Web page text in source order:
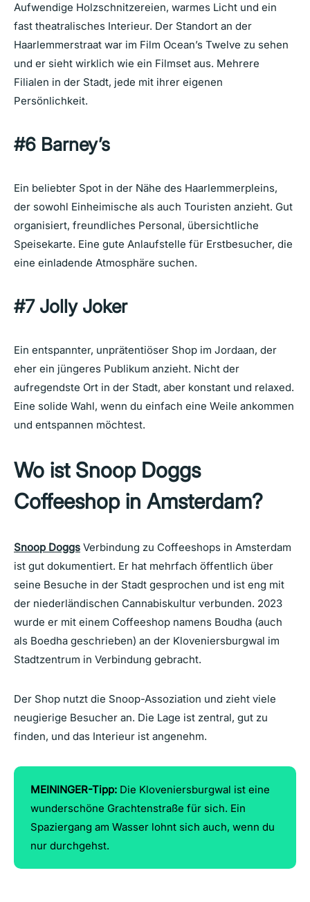
Aufwendige Holzschnitzereien, warmes Licht und ein
fast theatralisches Interieur. Der Standort an der
Haarlemmerstraat war im Film Ocean’s Twelve zu sehen
und er sieht wirklich wie ein Filmset aus. Mehrere
Filialen in der Stadt, jede mit ihrer eigenen
Persönlichkeit.
#6 Barney’s
Ein beliebter Spot in der Nähe des Haarlemmerpleins,
der sowohl Einheimische als auch Touristen anzieht. Gut
organisiert, freundliches Personal, übersichtliche
Speisekarte. Eine gute Anlaufstelle für Erstbesucher, die
eine einladende Atmosphäre suchen.
#7 Jolly Joker
Ein entspannter, unprätentiöser Shop im Jordaan, der
eher ein jüngeres Publikum anzieht. Nicht der
aufregendste Ort in der Stadt, aber konstant und relaxed.
Eine solide Wahl, wenn du einfach eine Weile ankommen
und entspannen möchtest.
Wo ist Snoop Doggs
Coffeeshop in Amsterdam?
Snoop Doggs Verbindung zu Coffeeshops in Amsterdam
ist gut dokumentiert. Er hat mehrfach öffentlich über
seine Besuche in der Stadt gesprochen und ist eng mit
der niederländischen Cannabiskultur verbunden. 2023
wurde er mit einem Coffeeshop namens Boudha (auch
als Boedha geschrieben) an der Kloveniersburgwal im
Stadtzentrum in Verbindung gebracht.
Der Shop nutzt die Snoop-Assoziation und zieht viele
neugierige Besucher an. Die Lage ist zentral, gut zu
finden, und das Interieur ist angenehm.
MEININGER-Tipp: Die Kloveniersburgwal ist eine
wunderschöne Grachtenstraße für sich. Ein
Spaziergang am Wasser lohnt sich auch, wenn du
nur durchgehst.